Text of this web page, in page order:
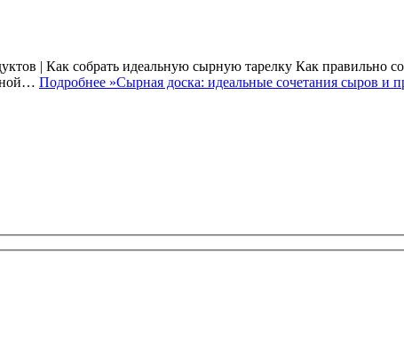
| Как собрать идеальную сырную тарелку Как правильно
Подробнее »Сырная доска: идеальные сочетания сыров и